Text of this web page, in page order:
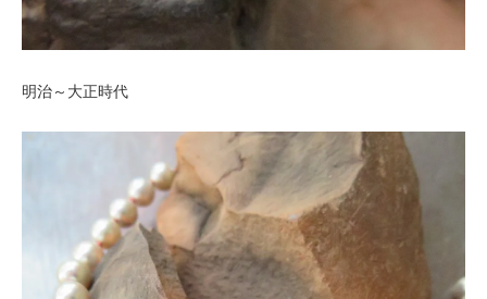
明治～大正時代